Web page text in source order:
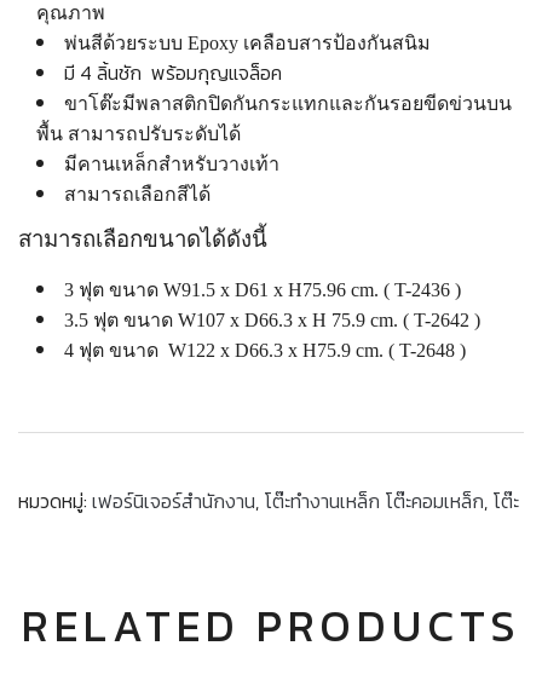
คุณภาพ
พ่นสีด้วยระบบ Epoxy เคลือบสารป้องกันสนิม
มี 4 ลิ้นชัก พร้อมกุญแจล็อค
ขาโต๊ะมีพลาสติกปิดกันกระแทกและกันรอยขีดข่วนบน
พื้น สามารถปรับระดับได้
มีคานเหล็กสำหรับวางเท้า
สามารถเลือกสีได้
สามารถเลือกขนาดได้ดังนี้
3 ฟุต ขนาด W91.5 x D61 x H75.96 cm. ( T-2436 )
3.5 ฟุต ขนาด W107 x D66.3 x H 75.9 cm. ( T-2642 )
4 ฟุต ขนาด W122 x D66.3 x H75.9 cm. ( T-2648 )
หมวดหมู่: เฟอร์นิเจอร์สำนักงาน, โต๊ะทำงานเหล็ก โต๊ะคอมเหล็ก, โต๊ะ
RELATED PRODUCTS